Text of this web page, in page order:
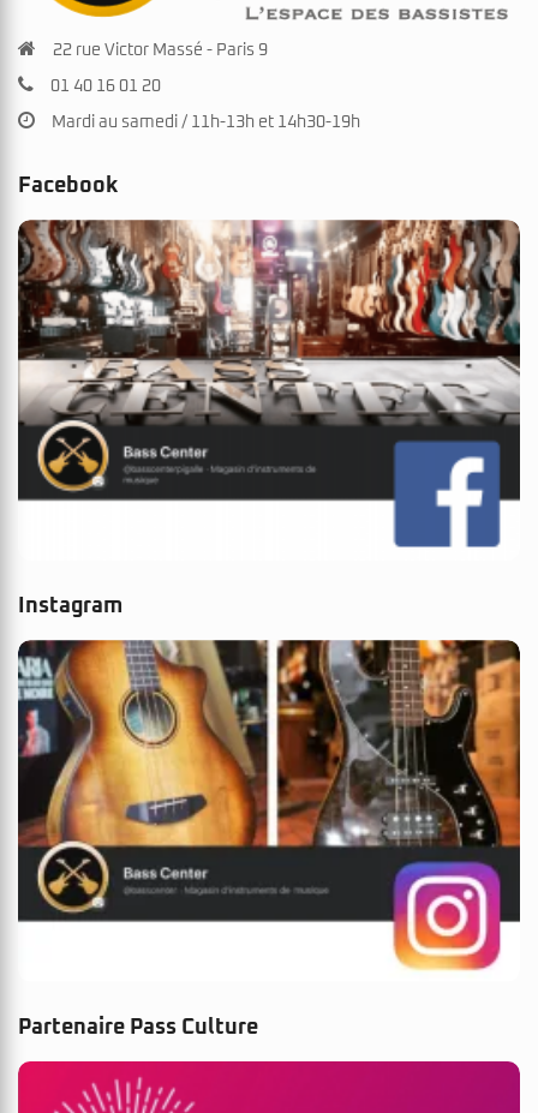
22 rue Victor Massé - Paris 9
01 40 16 01 20
Mardi au samedi / 11h-13h et 14h30-19h
Facebook
Instagram
Partenaire Pass Culture